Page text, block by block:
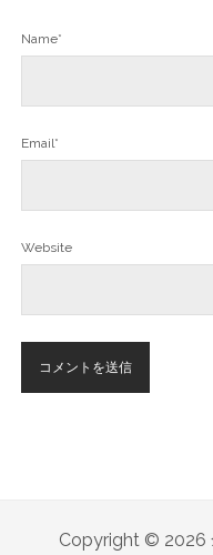
Name*
Email*
Website
Copyright © 2026